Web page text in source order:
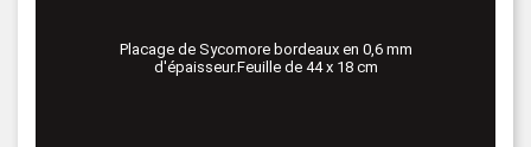
Placage de Sycomore bordeaux en 0,6 mm
d'épaisseur.Feuille de 44 x 18 cm